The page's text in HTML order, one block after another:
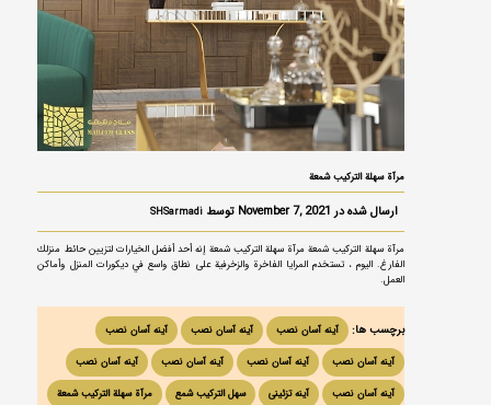
مرآة سهلة التركيب شمعة
ارسال شده در November 7, 2021 توسط SHSarmadi
مرآة سهلة التركيب شمعة مرآة سهلة التركيب شمعة إنه أحد أفضل الخيارات لتزيين حائط منزلك
الفارغ. اليوم ، تستخدم المرايا الفاخرة والزخرفية على نطاق واسع في ديكورات المنزل وأماكن
العمل.
برچسب ها: آینه آسان نصب آینه آسان نصب آینه آسان نصب
آینه آسان نصب آینه آسان نصب آینه آسان نصب آینه آسان نصب
آینه آسان نصب آینه تزئینی سهل الترکیب شمع مرآة سهلة التركيب شمعة